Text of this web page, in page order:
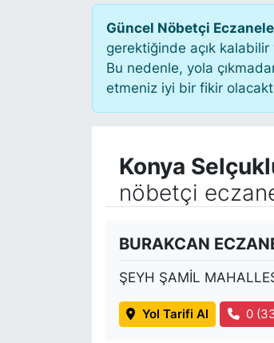
Güncel Nöbetçi
gerektiğinde açık
Bu nedenle, yola
etmeniz iyi bir fikir
Konya
nöbetçi
BURAKCAN
ŞEYH ŞAMİL
Yol Tarifi Al 0